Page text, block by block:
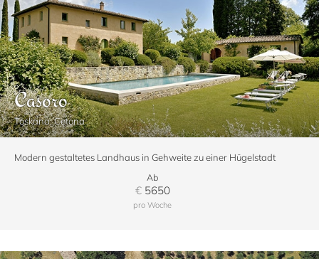
Casoro
Toskana, Cetona
Modern gestaltetes Landhaus in Gehweite zu einer Hügelstadt
Ab
€5650
pro Woche